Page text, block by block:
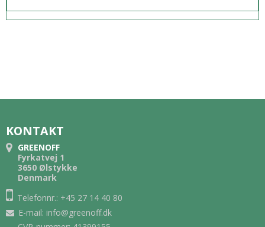
KONTAKT
GREENOFF
Fyrkatvej 1
3650 Ølstykke
Denmark
Telefonnr.: +45 27 14 40 80
E-mail: info@greenoff.dk